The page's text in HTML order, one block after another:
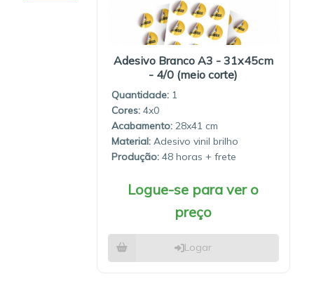
Adesivo Branco A3 - 31x45cm
- 4/0 (meio corte)
Quantidade: 1
4x0
28x41
Material: Adesivo vinil brilho
Produção: 48 horas
Logue-se para ver o
preço
Logar